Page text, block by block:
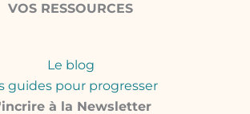
VOS RESSOURCES
Le blog
guides pour progresser
à la Newsletter